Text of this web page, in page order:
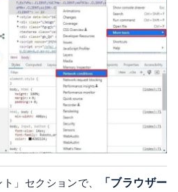
」セクションで、
「ブラウザー